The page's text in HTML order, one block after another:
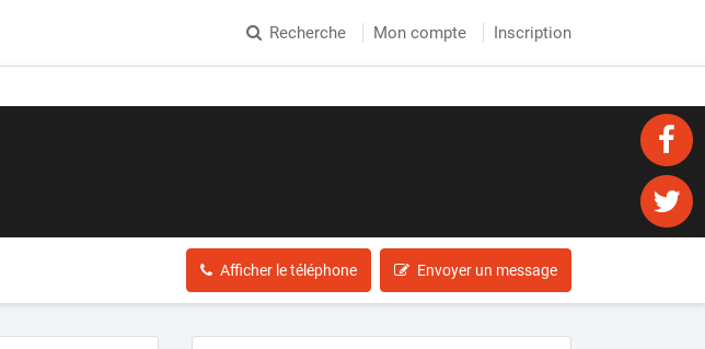
Recherche Mon compte Inscription
Afficher le téléphone Envoyer un message